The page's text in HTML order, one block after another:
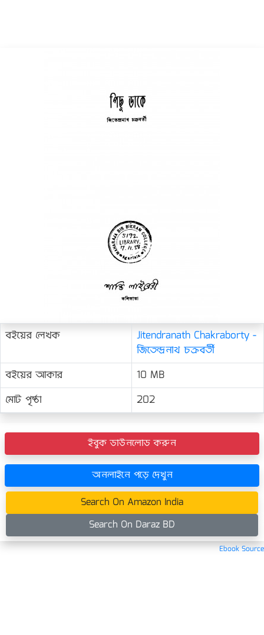
বইয়ের লেখক
Jitendranath Chakraborty -
জিতেন্দ্রনাথ চক্রবর্তী
বইয়ের আকার
10 MB
মোট পৃষ্ঠা
202
ইবুক ডাউনলোড করুন
অনলাইনে পড়ে দেখুন
Search On Amazon India
Search On Daraz BD
Ebook Source